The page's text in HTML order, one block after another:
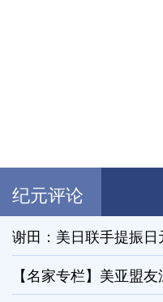
纪元评论
谢田：美日联手提振日
【名家专栏】美亚盟